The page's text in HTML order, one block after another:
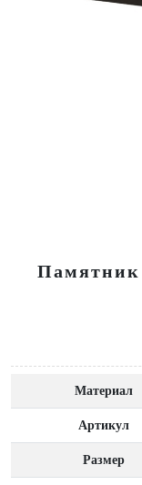
Памятник
Материал
Артикул
Размер